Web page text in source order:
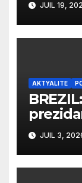
yo
JUIL 19,
AKTYALITE
mande
an
pwodui
jiska
JUIL 3,